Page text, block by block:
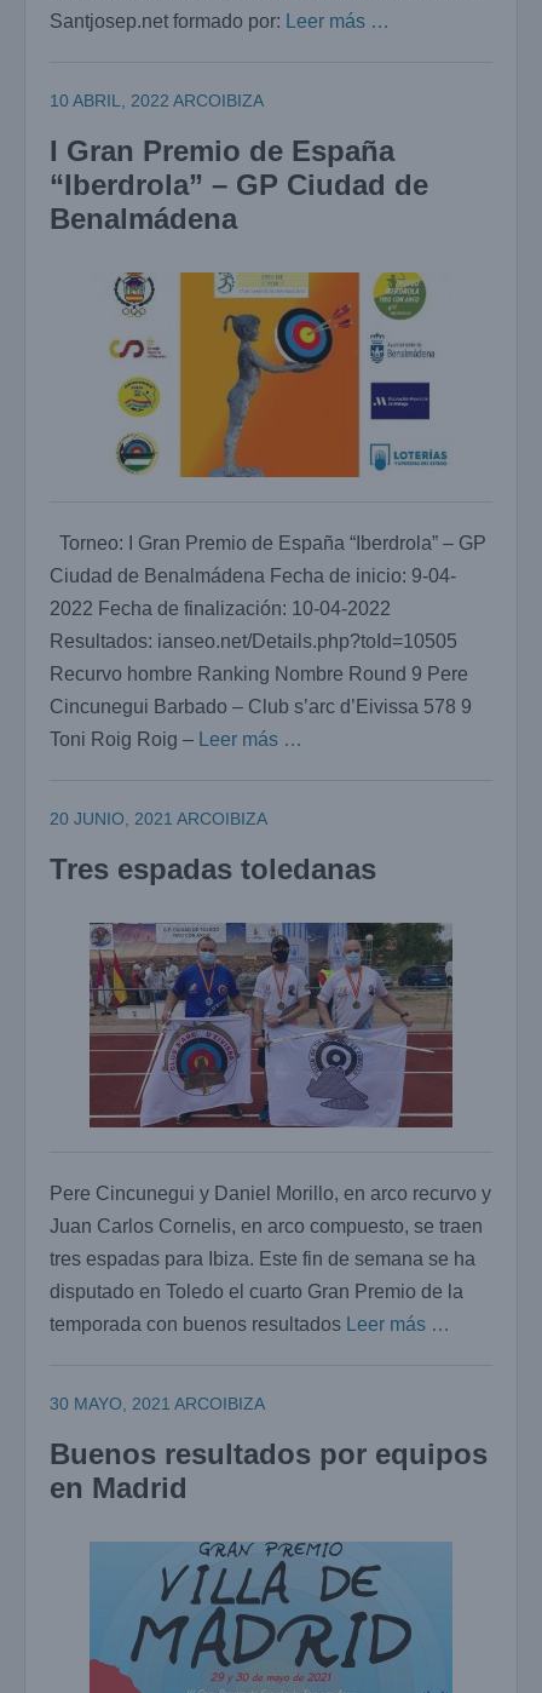
Santjosep.net formado por:
Leer más …
10 ABRIL, 2022 ARCOIBIZA
I Gran Premio de España
“Iberdrola” – GP Ciudad de
Benalmádena
Torneo: I Gran Premio de España “Iberdrola” – GP
Ciudad de Benalmádena Fecha de inicio: 9-04-
2022 Fecha de finalización: 10-04-2022
Resultados: ianseo.net/Details.php?toId=10505
Recurvo hombre Ranking Nombre Round 9 Pere
Cincunegui Barbado – Club s’arc d’Eivissa 578 9
Toni Roig Roig –
Leer más …
20 JUNIO, 2021 ARCOIBIZA
Tres espadas toledanas
Pere Cincunegui y Daniel Morillo, en arco recurvo y
Juan Carlos Cornelis, en arco compuesto, se traen
tres espadas para Ibiza. Este fin de semana se ha
disputado en Toledo el cuarto Gran Premio de la
temporada con buenos resultados
Leer más …
30 MAYO, 2021 ARCOIBIZA
Buenos resultados por equipos
en Madrid